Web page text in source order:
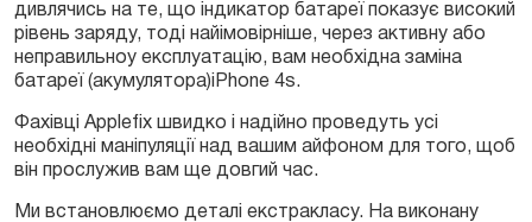
дивлячись на те, що індикатор батареї показує високий
рівень заряду, тоді найімовірніше, через активну або
неправильноу експлуатацію, вам необхідна заміна
батареї (акумулятора)iPhone 4s.
Фахівці Applefix швидко і надійно проведуть усі
необхідні маніпуляції над вашим айфоном для того, щоб
він прослужив вам ще довгий час.
Ми встановлюємо деталі екстракласу. На виконану